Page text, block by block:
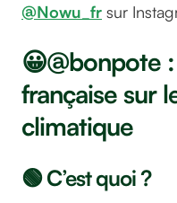
@Nowu_fr sur
😀@bonpote
française sur
climatique
🟢 C’est quoi ?